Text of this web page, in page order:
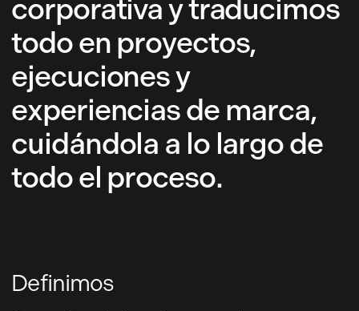
corporativa y traducimos
todo en proyectos,
ejecuciones y
experiencias de marca,
cuidándola a lo largo de
todo el proceso.
Definimos